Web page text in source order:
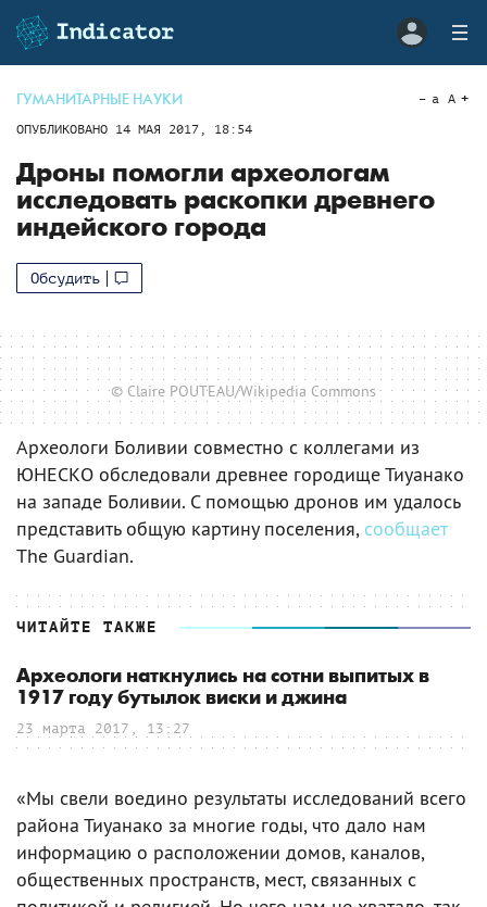
ГУМАНИТАРНЫЕ НАУКИ
ОПУБЛИКОВАНО 14 МАЯ 2017, 18:54
a A
Дроны помогли археологам
исследовать раскопки древнего
индейского города
Обсудить
© Claire POUTEAU/Wikipedia Commons
Археологи Боливии совместно с коллегами из
ЮНЕСКО обследовали древнее городище Тиуанако
на западе Боливии. С помощью дронов им удалось
представить общую картину поселения, сообщает
The Guardian.
ЧИТАЙТЕ ТАКЖЕ
Археологи наткнулись на сотни выпитых в
1917 году бутылок виски и джина
23 марта 2017, 13:27
«Мы свели воедино результаты исследований всего
района Тиуанако за многие годы, что дало нам
информацию о расположении домов, каналов,
общественных пространств, мест, связанных с